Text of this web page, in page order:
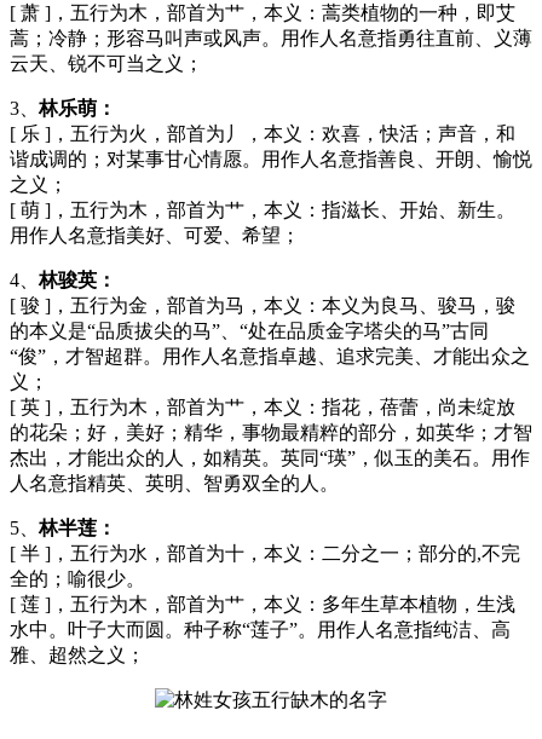
[ 萧 ]，五行为木，部首为艹，本义：蒿类植物的一种，即艾
蒿；冷静；形容马叫声或风声。用作人名意指勇往直前、义薄
云天、锐不可当之义；
3、林乐萌：
[ 乐 ]，五行为火，部首为丿，本义：欢喜，快活；声音，和
谐成调的；对某事甘心情愿。用作人名意指善良、开朗、愉悦
之义；
[ 萌 ]，五行为木，部首为艹，本义：指滋长、开始、新生。
用作人名意指美好、可爱、希望；
4、林骏英：
[ 骏 ]，五行为金，部首为马，本义：本义为良马、骏马，骏
的本义是“品质拔尖的马”、“处在品质金字塔尖的马”古同
“俊”，才智超群。用作人名意指卓越、追求完美、才能出众之
义；
[ 英 ]，五行为木，部首为艹，本义：指花，蓓蕾，尚未绽放
的花朵；好，美好；精华，事物最精粹的部分，如英华；才智
杰出，才能出众的人，如精英。英同“瑛”，似玉的美石。用作
人名意指精英、英明、智勇双全的人。
5、林半莲：
[ 半 ]，五行为水，部首为十，本义：二分之一；部分的,不完
全的；喻很少。
[ 莲 ]，五行为木，部首为艹，本义：多年生草本植物，生浅
水中。叶子大而圆。种子称“莲子”。用作人名意指纯洁、高
雅、超然之义；